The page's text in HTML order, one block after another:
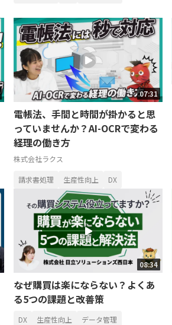
07:31
電帳法、手間と時間が掛かると思
っていませんか？AI-OCRで変わる
経理の働き方
株式会社ラクス
請求書処理 生産性向上 DX
08:34
なぜ購買は楽にならない？よくあ
る5つの課題と改善策
DX 生産性向上 データ管理